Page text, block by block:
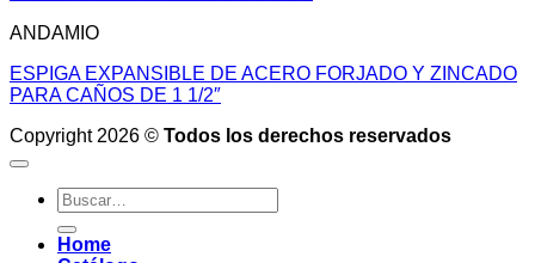
ANDAMIO
ESPIGA EXPANSIBLE DE ACERO FORJADO Y ZINCADO
PARA CAÑOS DE 1 1/2″
Copyright 2026 © Todos los derechos reservados
Buscar
por:
Home